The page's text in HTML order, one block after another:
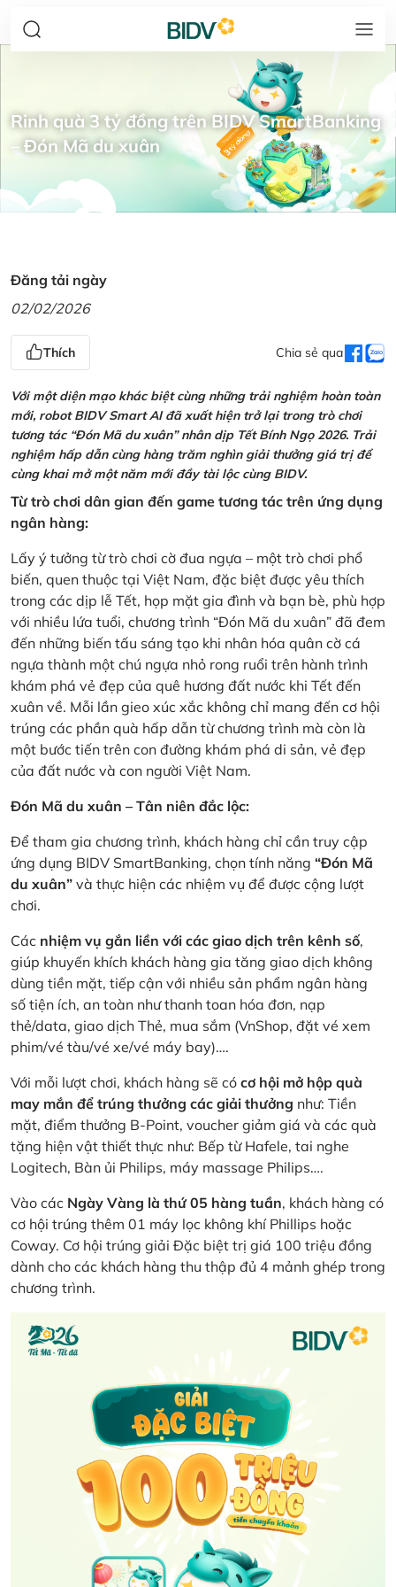
Rinh quà 3 tỷ đồng trên BIDV SmartBanking
– Đón Mã du xuân
Đăng tải ngày
02/02/2026
Thích Chia sẻ qua
Với một diện mạo khác biệt cùng những trải nghiệm hoàn toàn
mới, robot BIDV Smart AI đã xuất hiện trở lại trong trò chơi
tương tác “Đón Mã du xuân” nhân dịp Tết Bính Ngọ 2026. Trải
nghiệm hấp dẫn cùng hàng trăm nghìn giải thưởng giá trị để
cùng khai mở một năm mới đầy tài lộc cùng BIDV.
Từ trò chơi dân gian đến game tương tác trên ứng dụng
ngân hàng:
Lấy ý tưởng từ trò chơi cờ đua ngựa – một trò chơi phổ
biến, quen thuộc tại Việt Nam, đặc biệt được yêu thích
trong các dịp lễ Tết, họp mặt gia đình và bạn bè, phù hợp
với nhiều lứa tuổi, chương trình “Đón Mã du xuân” đã đem
đến những biến tấu sáng tạo khi nhân hóa quân cờ cá
ngựa thành một chú ngựa nhỏ rong ruổi trên hành trình
khám phá vẻ đẹp của quê hương đất nước khi Tết đến
xuân về. Mỗi lần gieo xúc xắc không chỉ mang đến cơ hội
trúng các phần quà hấp dẫn từ chương trình mà còn là
một bước tiến trên con đường khám phá di sản, vẻ đẹp
của đất nước và con người Việt Nam.
Đón Mã du xuân – Tân niên đắc lộc:
Để tham gia chương trình, khách hàng chỉ cần truy cập
ứng dụng BIDV SmartBanking, chọn tính năng “Đón Mã
du xuân” và thực hiện các nhiệm vụ để được cộng lượt
chơi.
Các nhiệm vụ gắn liền với các giao dịch trên kênh số,
giúp khuyến khích khách hàng gia tăng giao dịch không
dùng tiền mặt, tiếp cận với nhiều sản phẩm ngân hàng
số tiện ích, an toàn như thanh toan hóa đơn, nạp
thẻ/data, giao dịch Thẻ, mua sắm (VnShop, đặt vé xem
phim/vé tàu/vé xe/vé máy bay)….
Với mỗi lượt chơi, khách hàng sẽ có cơ hội mở hộp quà
may mắn để trúng thưởng các giải thưởng như: Tiền
mặt, điểm thưởng B-Point, voucher giảm giá và các quà
tặng hiện vật thiết thực như: Bếp từ Hafele, tai nghe
Logitech, Bàn ủi Philips, máy massage Philips….
Vào các Ngày Vàng là thứ 05 hàng tuần, khách hàng có
cơ hội trúng thêm 01 máy lọc không khí Phillips hoặc
Coway. Cơ hội trúng giải Đặc biệt trị giá 100 triệu đồng
dành cho các khách hàng thu thập đủ 4 mảnh ghép trong
chương trình.